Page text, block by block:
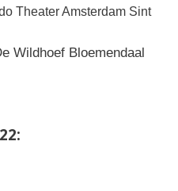
Theater Amsterdam Sint
Wildhoef Bloemendaal